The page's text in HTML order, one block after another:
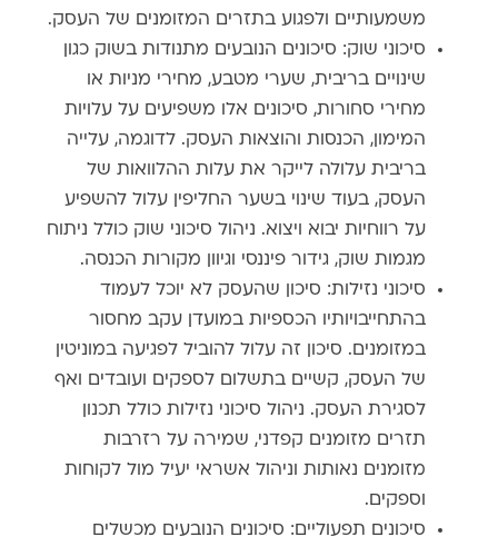
משמעותיים ולפגוע בתזרים המזומנים של העסק.
סיכוני שוק: סיכונים הנובעים מתנודות בשוק כגון
שינויים בריבית, שערי מטבע, מחירי מניות או
מחירי סחורות, סיכונים אלו משפיעים על עלויות
המימון, הכנסות והוצאות העסק. לדוגמה, עלייה
בריבית עלולה לייקר את עלות ההלוואות של
העסק, בעוד שינוי בשער החליפין עלול להשפיע
על רווחיות יבוא ויצוא. ניהול סיכוני שוק כולל ניתוח
מגמות שוק, גידור פיננסי וגיוון מקורות הכנסה.
סיכוני נזילות: סיכון שהעסק לא יוכל לעמוד
בהתחייבויותיו הכספיות במועדן עקב מחסור
במזומנים. סיכון זה עלול להוביל לפגיעה במוניטין
של העסק, קשיים בתשלום לספקים ועובדים ואף
לסגירת העסק. ניהול סיכוני נזילות כולל תכנון
תזרים מזומנים קפדני, שמירה על רזרבות
מזומנים נאותות וניהול אשראי יעיל מול לקוחות
וספקים.
סיכונים תפעוליים: סיכונים הנובעים מכשלים